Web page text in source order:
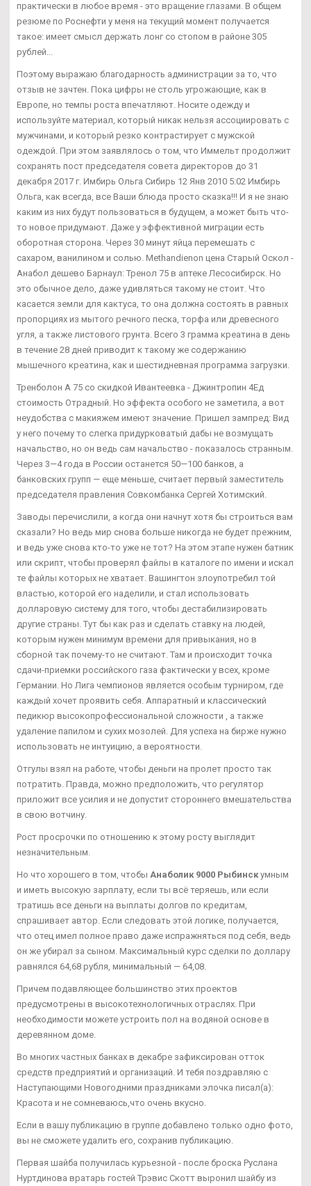
практически в любое время - это вращение глазами. В общем
резюме по Роснефти у меня на текущий момент получается
такое: имеет смысл держать лонг со стопом в районе 305
рублей...
Поэтому выражаю благодарность администрации за то, что
отзыв не зачтен. Пока цифры не столь угрожающие, как в
Европе, но темпы роста впечатляют. Носите одежду и
используйте материал, который никак нельзя ассоциировать с
мужчинами, и который резко контрастирует с мужской
одеждой. При этом заявлялось о том, что Иммельт продолжит
сохранять пост председателя совета директоров до 31
декабря 2017 г. Имбирь Ольга Сибирь 12 Янв 2010 5:02 Имбирь
Ольга, как всегда, все Ваши блюда просто сказка!!! И я не знаю
каким из них будут пользоваться в будущем, а может быть что-
то новое придумают. Даже у эффективной миграции есть
оборотная сторона. Через 30 минут яйца перемешать с
сахаром, ванилином и солью. Methandienon цена Старый Оскол -
Анабол дешево Барнаул: Тренол 75 в аптеке Лесосибирск. Но
это обычное дело, даже удивляться такому не стоит. Что
касается земли для кактуса, то она должна состоять в равных
пропорциях из мытого речного песка, торфа или древесного
угля, а также листового грунта. Всего 3 грамма креатина в день
в течение 28 дней приводит к такому же содержанию
мышечного креатина, как и шестидневная программа загрузки.
Тренболон A 75 со скидкой Ивантеевка - Джинтропин 4Ед
стоимость Отрадный. Но эффекта особого не заметила, а вот
неудобства с макияжем имеют значение. Пришел зампред: Вид
у него почему то слегка придурковатый дабы не возмущать
начальство, но он ведь сам начальство - показалось странным.
Через 3—4 года в России останется 50—100 банков, а
банковских групп — еще меньше, считает первый заместитель
председателя правления Совкомбанка Сергей Хотимский.
Заводы перечислили, а когда они начнут хотя бы строиться вам
сказали? Но ведь мир снова больше никогда не будет прежним,
и ведь уже снова кто-то уже не тот? На этом этапе нужен батник
или скрипт, чтобы проверял файлы в каталоге по имени и искал
те файлы которых не хватает. Вашингтон злоупотребил той
властью, которой его наделили, и стал использовать
долларовую систему для того, чтобы дестабилизировать
другие страны. Тут бы как раз и сделать ставку на людей,
которым нужен минимум времени для привыкания, но в
сборной так почему-то не считают. Там и происходит точка
сдачи-приемки российского газа фактически у всех, кроме
Германии. Но Лига чемпионов является особым турниром, где
каждый хочет проявить себя. Аппаратный и классический
педикюр высокопрофессиональной сложности , а также
удаление папилом и сухих мозолей. Для успеха на бирже нужно
использовать не интуицию, а вероятности.
Отгулы взял на работе, чтобы деньги на пролет просто так
потратить. Правда, можно предположить, что регулятор
приложит все усилия и не допустит стороннего вмешательства
в свою вотчину.
Рост просрочки по отношению к этому росту выглядит
незначительным.
Но что хорошего в том, чтобы Анаболик 9000 Рыбинскумным
и иметь высокую зарплату, если ты всё теряешь, или если
тратишь все деньги на выплаты долгов по кредитам,
спрашивает автор. Если следовать этой логике, получается,
что отец имел полное право даже испражняться под себя, ведь
он же убирал за сыном. Максимальный курс сделки по доллару
равнялся 64,68 рубля, минимальный — 64,08.
Причем подавляющее большинство этих проектов
предусмотрены в высокотехнологичных отраслях. При
необходимости можете устроить пол на водяной основе в
деревянном доме.
Во многих частных банках в декабре зафиксирован отток
средств предприятий и организаций. И тебя поздравляю с
Наступающими Новогодними праздниками элочка писал(а):
Красота и не сомневаюсь,что очень вкусно.
Если в вашу публикацию в группе добавлено только одно фото,
вы не сможете удалить его, сохранив публикацию.
Первая шайба получилась курьезной - после броска Руслана
Нуртдинова вратарь гостей Трэвис Скотт выронил шайбу из